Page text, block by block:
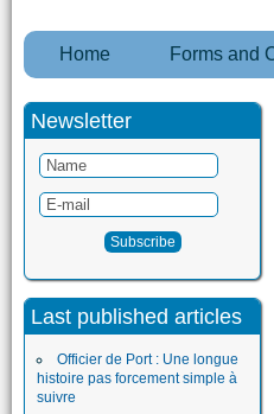
Home Forms and
Newsletter
Last published articles
Officier de Port : Une longue
histoire pas forcement simple à
suivre